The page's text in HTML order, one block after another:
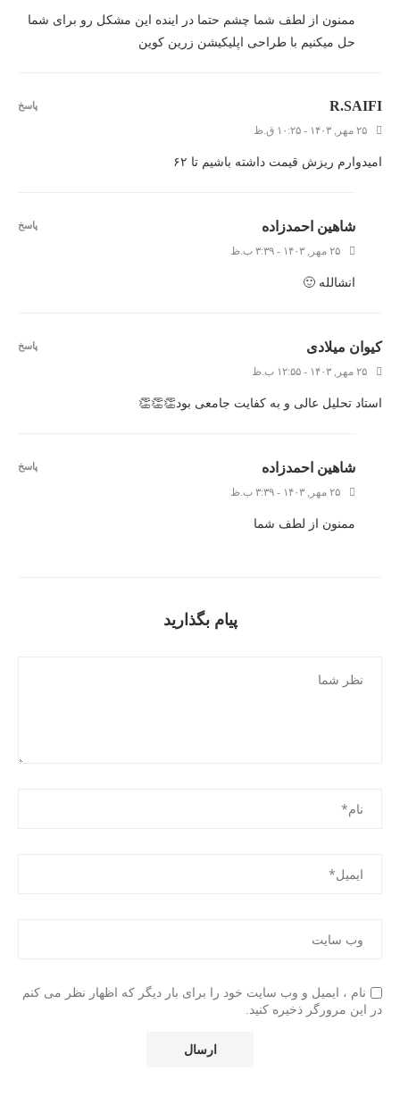
ممنون از لطف شما چشم حتما در اینده این مشکل رو برای شما
حل میکنیم با طراحی اپلیکیشن زرین کوین
R.SAIFI
۲۵ مهر, ۱۴۰۳ - ۱۰:۲۵ ق.ظ
امیدوارم ریزش قیمت داشته باشیم تا ۶٢
پاسخ
شاهین احمدزاده
۲۵ مهر, ۱۴۰۳ - ۳:۳۹ ب.ظ
انشالله 🙂
پاسخ
کیوان میلادی
۲۵ مهر, ۱۴۰۳ - ۱۲:۵۵ ب.ظ
استاد تحلیل عالی و به کفایت جامعی بود👏👏👏
پاسخ
شاهین احمدزاده
۲۵ مهر, ۱۴۰۳ - ۳:۳۹ ب.ظ
ممنون از لطف شما
پاسخ
پیام بگذارید
نام ، ایمیل و وب سایت خود را برای بار دیگر که اظهار نظر می کنم
در این مرورگر ذخیره کنید.